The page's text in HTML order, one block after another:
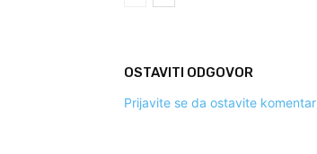
OSTAVITI ODGOVOR
Prijavite se da ostavite komentar